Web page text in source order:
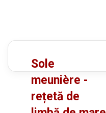
S
o
l
e
Sole
meunière -
rețetă de